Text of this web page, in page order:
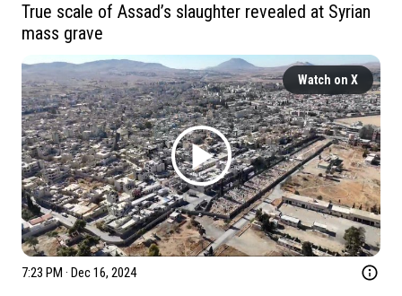
True scale of Assad’s slaughter revealed at Syrian
mass grave
Watch on X
7:23 PM · Dec 16, 2024